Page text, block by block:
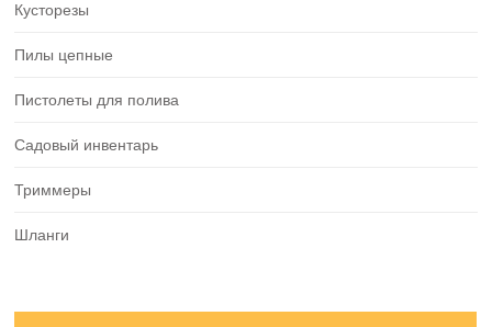
Кусторезы
Пилы цепные
Пистолеты для полива
Садовый инвентарь
Триммеры
Шланги